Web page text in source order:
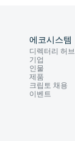
에코시스템
디렉터리 허브
기업
인물
제품
크립토 채용
이벤트